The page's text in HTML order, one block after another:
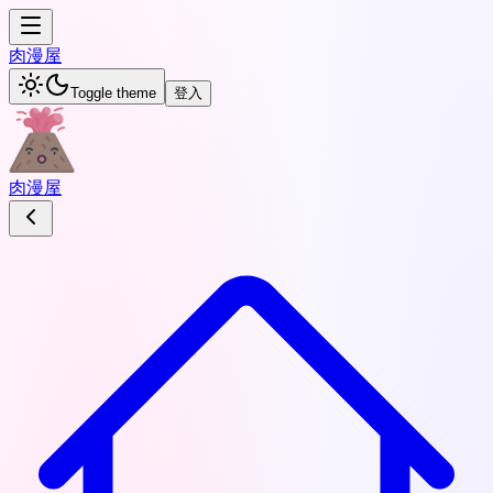
肉漫屋
Toggle theme 登入
肉漫屋